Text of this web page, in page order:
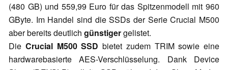
(480 GB) und 559,99 Euro für das Spitzenmodell mit 960
GByte. Im Handel sind die SSDs der Serie Crucial M500
aber bereits deutlich günstigergelistet.
Die Crucial M500 SSD bietet zudem TRIM sowie eine
hardwarebasierte AES-Verschlüsselung. Dank Device